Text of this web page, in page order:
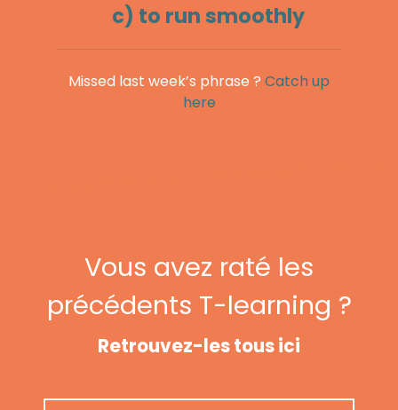
c) to run smoothly
Missed last week’s phrase ? Catch up
here
Vous avez raté les
précédents T-learning ?
Retrouvez-les tous ici